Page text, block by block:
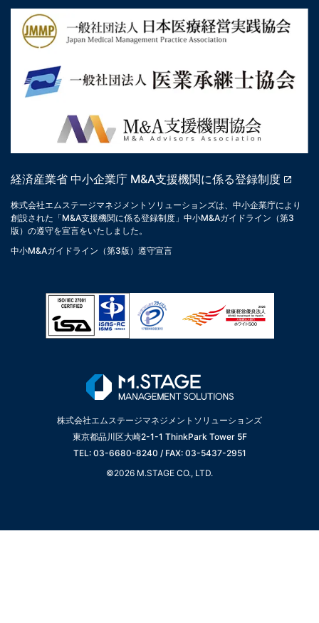
経済産業省 中小企業庁 M&A支援機関に係る登録制度
株式会社エムステージマネジメントソリューションズは、中小企業庁により
創設された「M&A支援機関に係る登録制度」中小M&Aガイドライン（第3
版）の遵守を宣言をいたしました。
中小M&Aガイドライン（第3版）遵守宣言
株式会社エムステージマネジメントソリューションズ
東京都品川区大崎2-1-1 ThinkPark Tower 5F
TEL: 03-6680-8240 / FAX: 03-5437-2951
©2026 M.STAGE CO., LTD.